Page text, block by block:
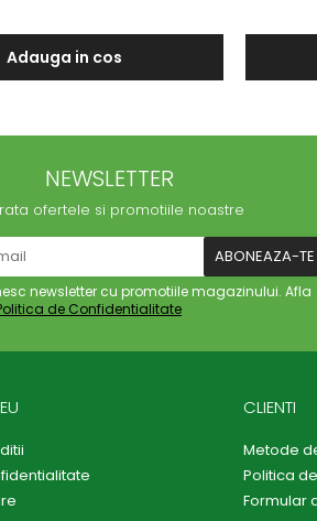
Adauga in cos
NEWSLETTER
ofertele si promotiile noastre
newsletter cu promotiile magazinului. Afla
de Confidentialitate
CLIENTI
Metode
Politica
Formular